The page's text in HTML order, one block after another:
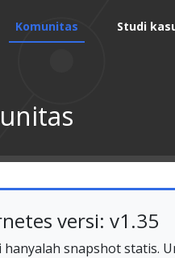
Komunitas Studi
versi: v1.35
snapshot statis.